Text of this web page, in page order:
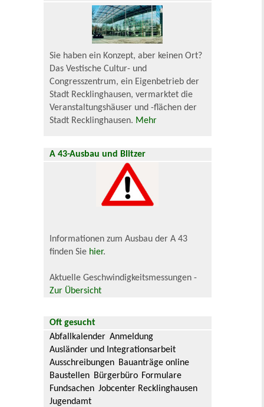
Sie haben ein Konzept, aber keinen Ort?
Das Vestische Cultur- und
Congresszentrum, ein Eigenbetrieb der
Stadt Recklinghausen, vermarktet die
Veranstaltungshäuser und -flächen der
Stadt Recklinghausen. Mehr
A 43-Ausbau und Blitzer
Informationen zum Ausbau der A 43
finden Sie hier.
Aktuelle Geschwindigkeitsmessungen -
Zur Übersicht
Oft gesucht
Abfallkalender Anmeldung
Ausländer und Integrationsarbeit
Ausschreibungen Bauanträge online
Baustellen Bürgerbüro Formulare
Fundsachen Jobcenter Recklinghausen
Jugendamt